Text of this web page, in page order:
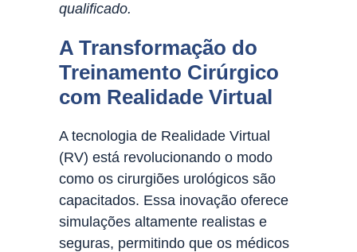
qualificado.
A Transformação do
Treinamento Cirúrgico
com Realidade Virtual
A tecnologia de Realidade Virtual
(RV) está revolucionando o modo
como os cirurgiões urológicos são
capacitados. Essa inovação oferece
simulações altamente realistas e
seguras, permitindo que os médicos